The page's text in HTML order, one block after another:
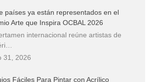
países ya están representados en el
Arte que Inspira OCBAL 2026
internacional reúne artistas de
31, 2026
Fáciles Para Pintar con Acrílico